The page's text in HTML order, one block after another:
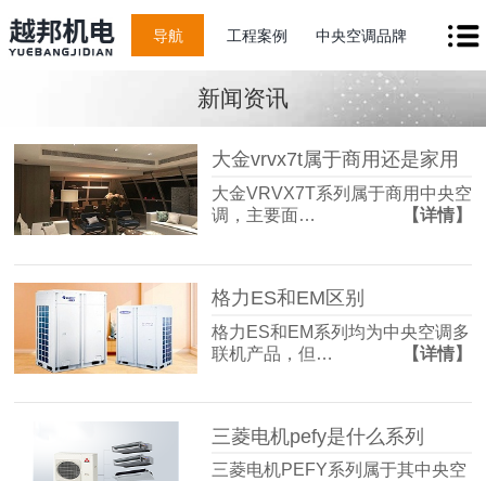
导航 工程案例 中央空调品牌
新闻资讯
大金vrvx7t属于商用还是家用
大金VRVX7T系列属于商用中央空
调，主要面…
【详情】
格力ES和EM区别
格力ES和EM系列均为中央空调多
联机产品，但…
【详情】
三菱电机pefy是什么系列
三菱电机PEFY系列属于其中央空